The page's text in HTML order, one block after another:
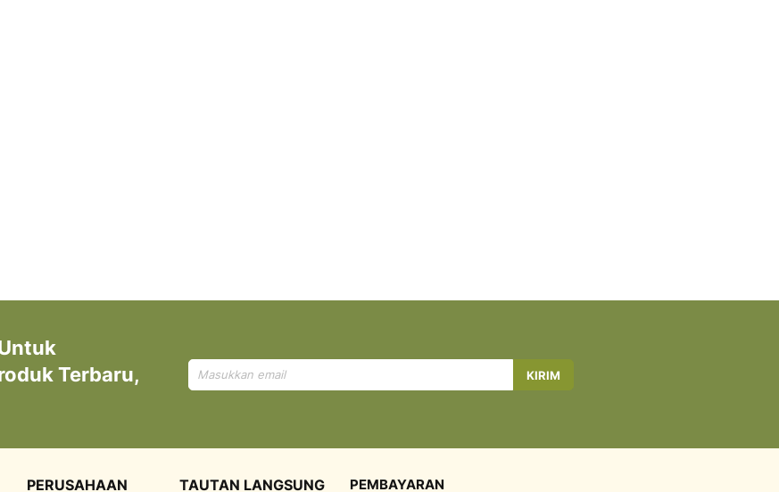
Terbaru,
Mendaftar
untuk
KIRIM
PERUSAHAAN TAUTAN LANGSUNG PEMBAYARAN